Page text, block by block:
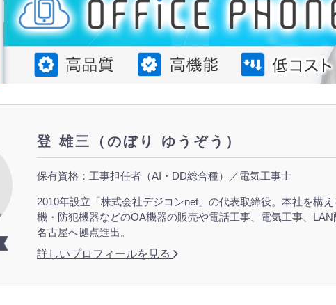
登 雄三 （のぼり ゆうぞう）
保有資格：工事担任者（AI・DD総合種）／電気工事士
2010年設立「株式会社デジコンnet」の代表取締役。本社を構
機・防犯機器などのOA機器の販売や電話工事、電気工事、
名古屋へ拠点進出。
詳しいプロフィールを見る